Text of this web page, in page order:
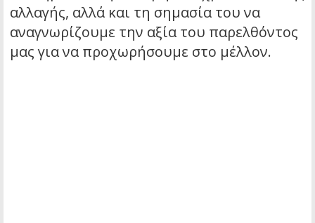
αλλαγής, αλλά και τη σημασία του να
αναγνωρίζουμε την αξία του παρελθόντος
μας για να προχωρήσουμε στο μέλλον.